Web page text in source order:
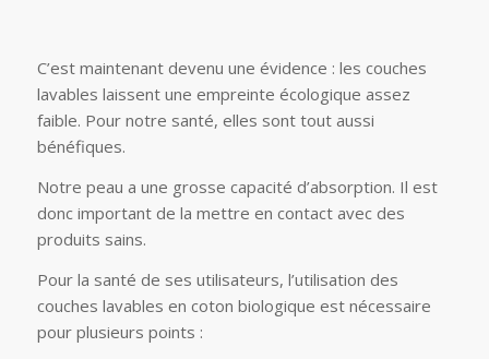
C’est maintenant devenu une évidence : les couches
lavables laissent une empreinte écologique assez
faible. Pour notre santé, elles sont tout aussi
bénéfiques.
Notre peau a une grosse capacité d’absorption. Il est
donc important de la mettre en contact avec des
produits sains.
Pour la santé de ses utilisateurs, l’utilisation des
couches lavables en coton biologique est nécessaire
pour plusieurs points :